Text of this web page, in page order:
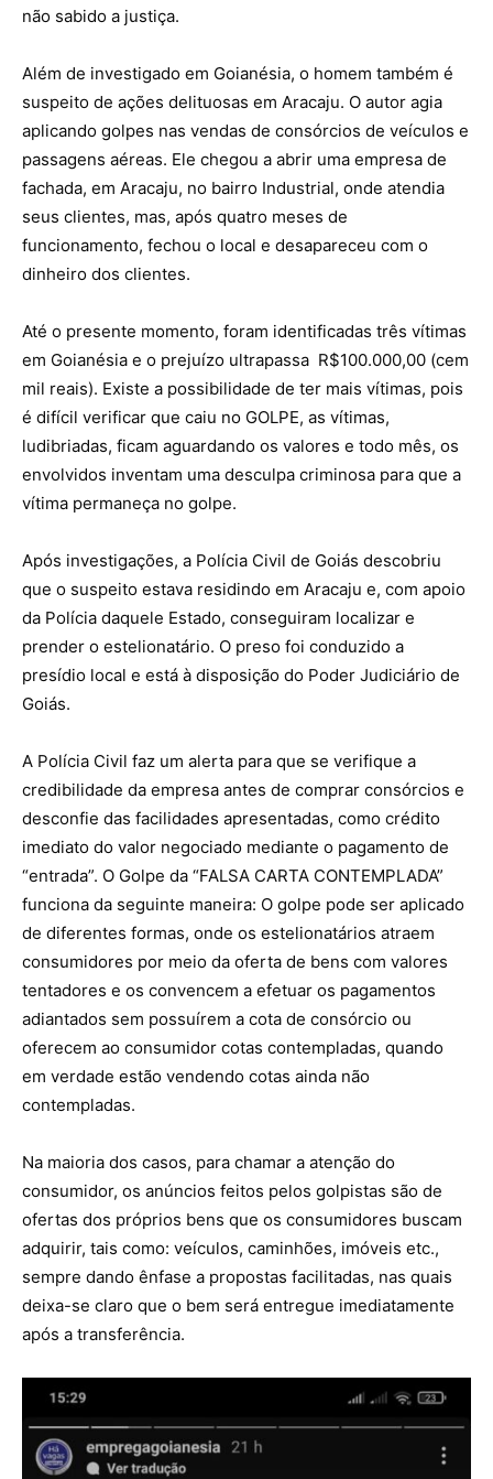
não sabido a justiça.
Além de investigado em Goianésia, o homem também é
suspeito de ações delituosas em Aracaju. O autor agia
aplicando golpes nas vendas de consórcios de veículos e
passagens aéreas. Ele chegou a abrir uma empresa de
fachada, em Aracaju, no bairro Industrial, onde atendia
seus clientes, mas, após quatro meses de
funcionamento, fechou o local e desapareceu com o
dinheiro dos clientes.
Até o presente momento, foram identificadas três vítimas
em Goianésia e o prejuízo ultrapassa R$100.000,00 (cem
mil reais). Existe a possibilidade de ter mais vítimas, pois
é difícil verificar que caiu no GOLPE, as vítimas,
ludibriadas, ficam aguardando os valores e todo mês, os
envolvidos inventam uma desculpa criminosa para que a
vítima permaneça no golpe.
Após investigações, a Polícia Civil de Goiás descobriu
que o suspeito estava residindo em Aracaju e, com apoio
da Polícia daquele Estado, conseguiram localizar e
prender o estelionatário. O preso foi conduzido a
presídio local e está à disposição do Poder Judiciário de
Goiás.
A Polícia Civil faz um alerta para que se verifique a
credibilidade da empresa antes de comprar consórcios e
desconfie das facilidades apresentadas, como crédito
imediato do valor negociado mediante o pagamento de
“entrada”. O Golpe da “FALSA CARTA CONTEMPLADA”
funciona da seguinte maneira: O golpe pode ser aplicado
de diferentes formas, onde os estelionatários atraem
consumidores por meio da oferta de bens com valores
tentadores e os convencem a efetuar os pagamentos
adiantados sem possuírem a cota de consórcio ou
oferecem ao consumidor cotas contempladas, quando
em verdade estão vendendo cotas ainda não
contempladas.
Na maioria dos casos, para chamar a atenção do
consumidor, os anúncios feitos pelos golpistas são de
ofertas dos próprios bens que os consumidores buscam
adquirir, tais como: veículos, caminhões, imóveis etc.,
sempre dando ênfase a propostas facilitadas, nas quais
deixa-se claro que o bem será entregue imediatamente
após a transferência.